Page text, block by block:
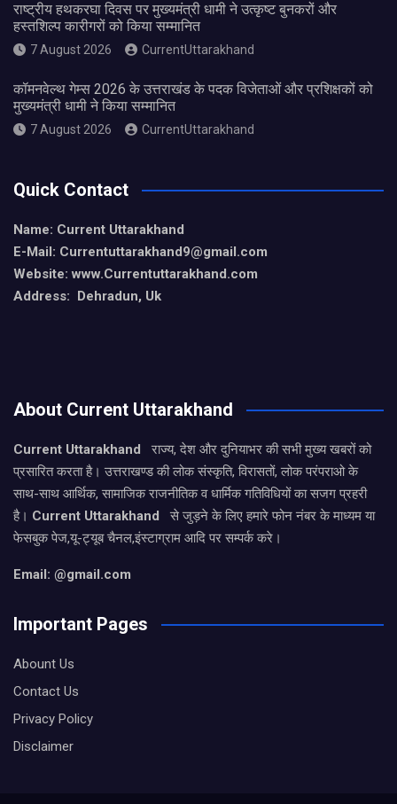
राष्ट्रीय हथकरघा दिवस पर मुख्यमंत्री धामी ने उत्कृष्ट बुनकरों और
हस्तशिल्प कारीगरों को किया सम्मानित
7 August 2026 CurrentUttarakhand
कॉमनवेल्थ गेम्स 2026 के उत्तराखंड के पदक विजेताओं और प्रशिक्षकों को
मुख्यमंत्री धामी ने किया सम्मानित
7 August 2026 CurrentUttarakhand
Quick Contact
Name: Current Uttarakhand
E-Mail: Currentuttarakhand9@gmail.com
Website: www.Currentuttarakhand.com
Address: Dehradun, Uk
About Current Uttarakhand
Current Uttarakhand
राज्य, देश और दुनियाभर की सभी मुख्य खबरों को
प्रसारित करता है। उत्तराखण्ड की लोक संस्कृति, विरासतों, लोक परंपराओ के
साथ-साथ आर्थिक, सामाजिक राजनीतिक व धार्मिक गतिविधियों का सजग प्रहरी
है। Current Uttarakhand
से जुड़ने के लिए हमारे फोन नंबर के माध्यम या
फेसबुक पेज,यू-ट्यूब चैनल,इंस्टाग्राम आदि पर सम्पर्क करे।
Email: @gmail.com
Important Pages
Abount Us
Contact Us
Privacy Policy
Disclaimer